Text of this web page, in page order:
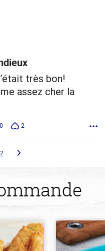
très bon!
assez cher la
0 2
2